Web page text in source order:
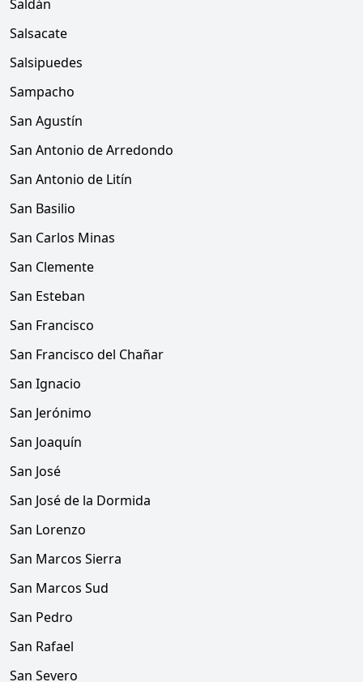
Saldán
Salsacate
Salsipuedes
Sampacho
San Agustín
San Antonio de Arredondo
San Antonio de Litín
San Basilio
San Carlos Minas
San Clemente
San Esteban
San Francisco
San Francisco del Chañar
San Ignacio
San Jerónimo
San Joaquín
San José
San José de la Dormida
San Lorenzo
San Marcos Sierra
San Marcos Sud
San Pedro
San Rafael
San Severo